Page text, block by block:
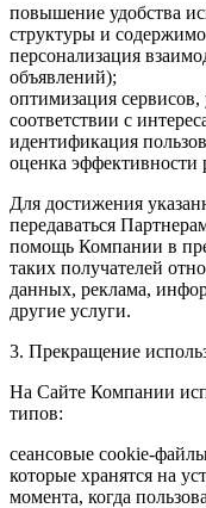
повышение удобства
структуры и
персонализация
объявлений);
оптимизация
соответствии с
идентификация
оценка
Для достижения
передаваться
помощь Компании в
таких получателей
данных, реклама,
другие услуги.
3. Прекращение
На Сайте Компании
типов:
сеансовые cookie-
которые хранятся на
момента, когда